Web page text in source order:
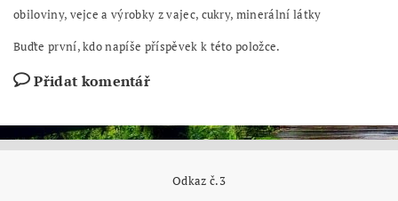
obiloviny, vejce a výrobky z vajec, cukry, minerální látky
Buďte první, kdo napíše příspěvek k této položce.
Přidat komentář
Odkaz č.3